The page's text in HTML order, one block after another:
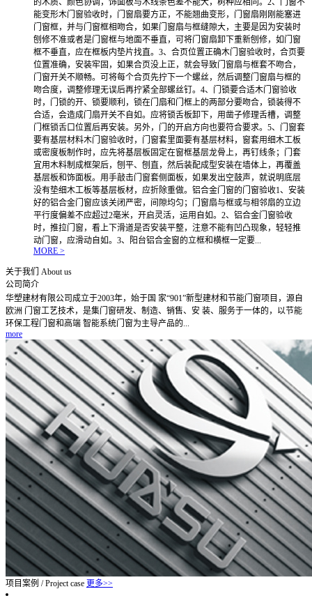
的木质、颜色协调，饰面板与木线条色差不能大，树种应相同。2、门窗不
能变形木门窗验收时，门窗扇要方正，不能翘曲变形，门窗扇刚刚能塞进
门窗框，并与门窗框相吻合，如果门窗扇与框缝隙大，主要是因为安装时
刨修不准或者是门窗框与地面不垂直，可将门窗扇卸下重新刨修，如门窗
框不垂直，应在框板内垫片找直。3、合页位置正确木门窗验收时，合页要
位置准确，安装牢固，如果合页没上正，就会导致门窗扇与框套不吻合，
门窗开关不顺畅。可将每个合页先拧下一个螺丝，然后调整门窗扇与框的
吻合度，调整修理无误后再拧紧全部螺丝钉。4、门锁要合适木门窗验收
时，门锁的开、锁要顺利，锁在门扇和门框上的两部分要吻合，锁装得不
合适，会造成门扇开关不自如。应将锁舌板卸下，用凿子修理舌槽，调整
门框锁舌口位置后再安装。另外，门的开启方向也要符合要求。5、门窗套
要有基层材料木门窗验收时，门窗套里面要有基层材料，窗套用细木工板
或密度板制作时，应先将基层板固定在窗框基层龙骨上，再钉线条；门套
宜用木料制成框架后，刨平、刨直，然后装配成型安装在墙体上，再覆盖
基层板和饰面板。用手敲击门窗套侧面板，如果发出空鼓声，就说明底层
没有垫细木工板等基层板材，应折除重做。铝合金门窗的门窗验收1、安装
好的铝合金门窗应该关闭严密，间隙均匀；门窗扇与框或与相邻扇的立边
平行度偏差不应超过2毫米，开启灵活，运用自如。2、铝合金门窗验收
时，推拉门窗，看上下滑道是否安装平整，注意不能有凹凸现象，轻轻推
动门窗，应滑动自如。3、阳台铝合金窗的立框和横框一定要...
MORE >
关于我们 About us
公司简介
华塑建材有限公司成立于2003年，始于国 家“901”新型建材和节能门窗项目，源自
欧洲 门窗工艺技术，是集门窗研发、制造、销售、安 装、服务于一体的，以节能
环保工程门窗和高端 智能系统门窗为主导产品的...
more
项目案例 / Project case 更多>>